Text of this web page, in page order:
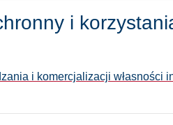
i
i komercjalizacji własności